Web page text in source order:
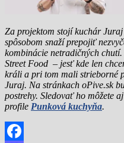
Za projektom stojí kuchár
spôsobom snaží prepojiť
kombinácie netradičných
Street Food – jesť kde len
králi a pri tom mali strieborné
Juraj. Na stránkach oPive.sk
postrehy. Sledovať ho môžete
profile Punková kuchyňa.